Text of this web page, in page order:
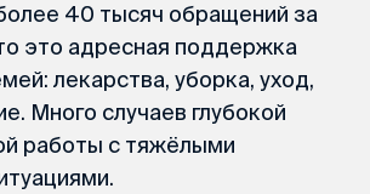
40 тысяч обращений за
это адресная поддержка
лекарства, уборка, уход,
Много случаев глубокой
работы с тяжёлыми